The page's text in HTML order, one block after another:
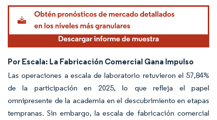
Por Escala: La Fabricación Comercial Gana Impulso
Las operaciones a escala de laboratorio retuvieron el 57,84%
de la participación en 2025, lo que refleja el papel
omnipresente de la academia en el descubrimiento en etapas
tempranas. Sin embargo, la escala de fabricación comercial